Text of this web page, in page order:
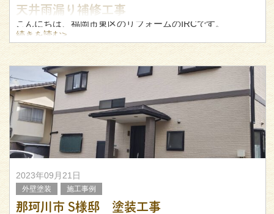
天井雨漏り補修工事
こんにちは、福岡市東区のリフォームのIRCです。
今回は筑紫野市Y様邸にて行った、塗装・雨戸取り付け・
作業中の様子がこちら。
塗装の前準備として、窓を養生
続きを読む>
2023年09月21日
外壁塗装 施工事例
那珂川市 S様邸 塗装工事